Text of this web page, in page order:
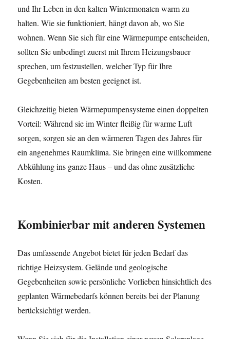
und Ihr Leben in den kalten Wintermonaten warm zu
halten. Wie sie funktioniert, hängt davon ab, wo Sie
wohnen. Wenn Sie sich für eine Wärmepumpe entscheiden,
sollten Sie unbedingt zuerst mit Ihrem Heizungsbauer
sprechen, um festzustellen, welcher Typ für Ihre
Gegebenheiten am besten geeignet ist.
Gleichzeitig bieten Wärmepumpensysteme einen doppelten
Vorteil: Während sie im Winter fleißig für warme Luft
sorgen, sorgen sie an den wärmeren Tagen des Jahres für
ein angenehmes Raumklima. Sie bringen eine willkommene
Abkühlung ins ganze Haus – und das ohne zusätzliche
Kosten.
Kombinierbar mit anderen Systemen
Das umfassende Angebot bietet für jeden Bedarf das
richtige Heizsystem. Gelände und geologische
Gegebenheiten sowie persönliche Vorlieben hinsichtlich des
geplanten Wärmebedarfs können bereits bei der Planung
berücksichtigt werden.